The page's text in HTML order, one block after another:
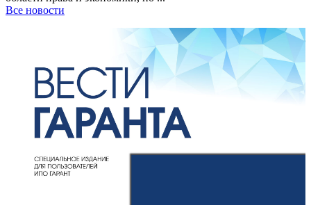
Все новости